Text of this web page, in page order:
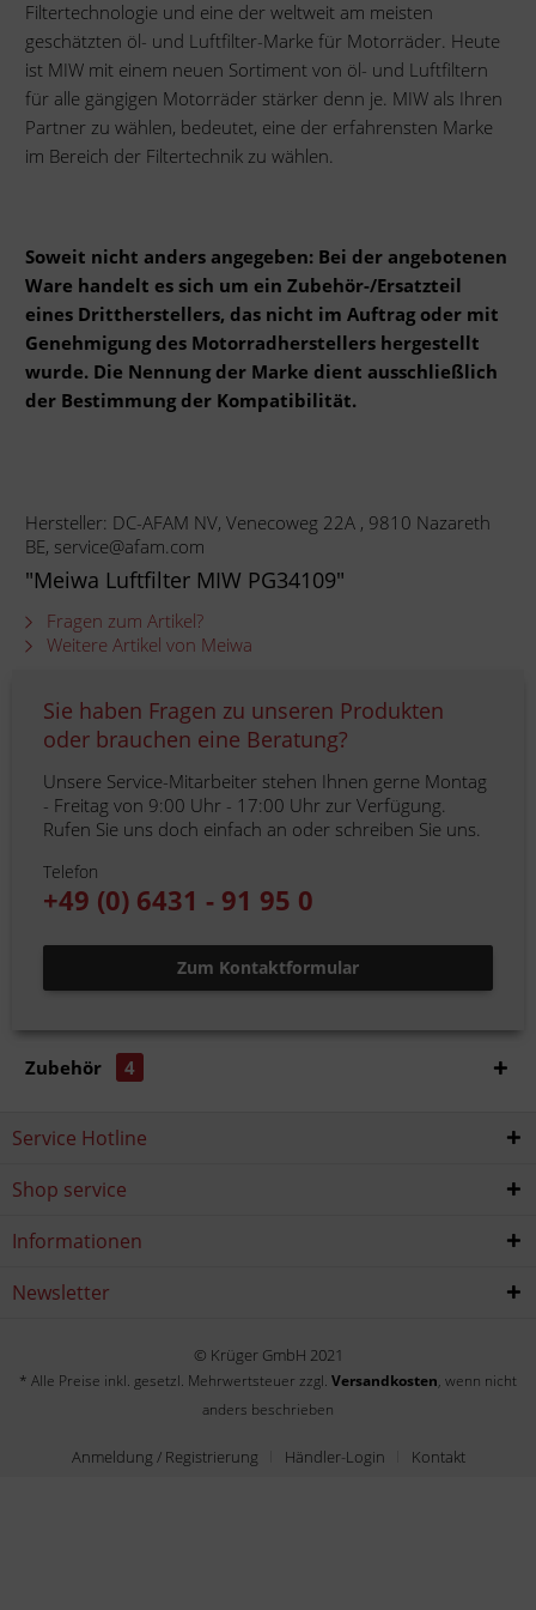
Filtertechnologie und eine der weltweit am meisten
geschätzten öl- und Luftfilter-Marke für Motorräder. Heute
ist MIW mit einem neuen Sortiment von öl- und Luftfiltern
für alle gängigen Motorräder stärker denn je. MIW als Ihren
Partner zu wählen, bedeutet, eine der erfahrensten Marke
im Bereich der Filtertechnik zu wählen.
Soweit nicht anders angegeben: Bei der angebotenen
Ware handelt es sich um ein Zubehör-/Ersatzteil
eines Drittherstellers, das nicht im Auftrag oder mit
Genehmigung des Motorradherstellers hergestellt
wurde. Die Nennung der Marke dient ausschließlich
der Bestimmung der Kompatibilität.
Hersteller: DC-AFAM NV, Venecoweg 22A , 9810 Nazareth
BE, service@afam.com
"Meiwa Luftfilter MIW PG34109"
Fragen zum Artikel?
Weitere Artikel von Meiwa
Sie haben Fragen zu unseren Produkten
oder brauchen eine Beratung?
Unsere Service-Mitarbeiter stehen Ihnen gerne Montag
- Freitag von 9:00 Uhr - 17:00 Uhr zur Verfügung.
Rufen Sie uns doch einfach an oder schreiben Sie uns.
Telefon
+49 (0) 6431 - 91 95 0
Zum Kontaktformular
Zubehör 4
Service Hotline
Shop service
Informationen
Newsletter
© Krüger GmbH 2021
* Alle Preise inkl. gesetzl. Mehrwertsteuer zzgl. Versandkosten, wenn nicht
anders beschrieben
Anmeldung / Registrierung Händler-Login Kontakt